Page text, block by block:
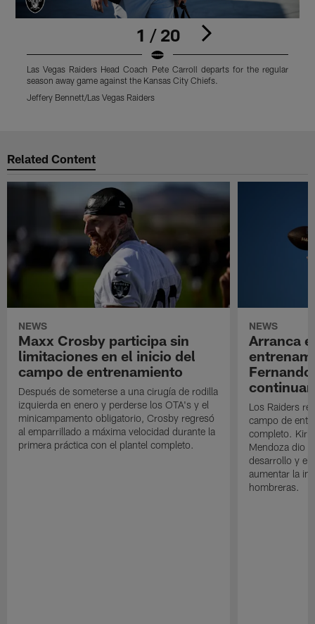
1 / 20
Las Vegas Raiders Head Coach Pete Carroll departs for the regular
season away game against the Kansas City Chiefs.
Jeffery Bennett/Las Vegas Raiders
Related Content
NEWS
Maxx Crosby participa sin
limitaciones en el inicio del
campo de entrenamiento
Después de someterse a una cirugía de rodilla
izquierda en enero y perderse los OTA's y el
minicampamento obligatorio, Crosby regresó
al emparrillado a máxima velocidad durante la
primera práctica con el plantel completo.
NEWS
Arranca
Los Raiders
campo de
completo. Kirk
Mendoza dio
desarrollo y el
aumentar la
hombreras.